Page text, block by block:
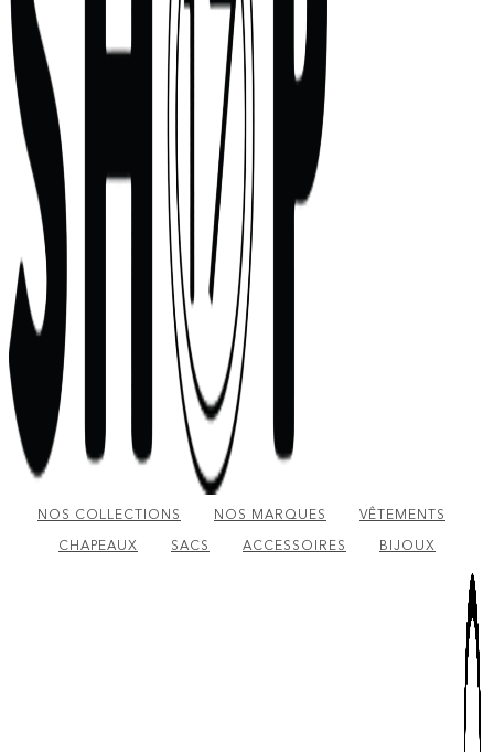
NOS COLLECTIONS NOS MARQUES
VÊTEMENTS
CHAPEAUX
SACS ACCESSOIRES BIJOUX